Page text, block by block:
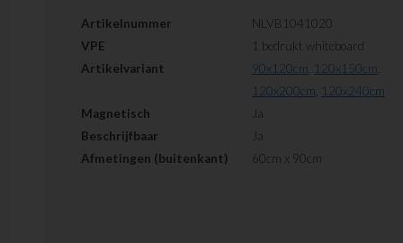
Artikelnummer
NLVB1041020
VPE
1 bedrukt whiteboard
Artikelvariant
90x120cm, 120x150cm,
120x200cm, 120x240cm
Magnetisch
Ja
Beschrijfbaar
Ja
Afmetingen (buitenkant)
60cm x 90cm